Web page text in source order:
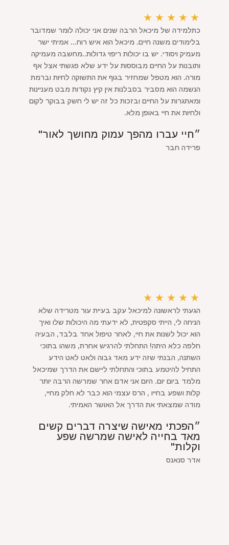
★
★
★
★
★
כתלמידה של מיכאל הרבה שנים אני יכולה לומר שמדובר
בלימודים משנה חיים. מיכאל הוא איש רוח... אמיתי ישר
מעמיק ויסודי. יש בו יכולות ריפוי גדולות..מחשבה מעמיקה
ותובנות על החיים מבוססות על ידע שלא פגשתי אצל אף
מורה. הוא מטפל שמחזיר בגוף את התשוקה לחיות וברמת
הנשמה הוא מסביר בסבלנות אין קיץ נקודות מבט מעניינות
ומאתגרות על החיים ובזכות כל זה יש לי חשק בבוקר לקום
ולחיות את חיי באופן מלא.
״חיי עברו מהפך עמוק מחושך לאור"
פרידה חבר
★
★
★
★
★
הגעתי לראשונה למיכאל עקב בעיית עור מטרידה שלא
הניחה לי, הייתי סקפטית, לא ידעתי מה היכולות שלו ואיך
הוא יכול לשנות את חיי, לאחר טיפול אחד בלבד, הבעיה
חלפה כלא היתה! התחלתי להרגיש אחרת, משהו בתוכי
השתנה, הבנתי שזה ידע מאד גבוה ולאט לאט הידע
התחיל להיטמע בתוכי והתחלתי ליישם את הדרך שמיכאל
מלמד ביום יום. היום אני אדם אחר שמרשה הרבה יותר
קלות ושפע בחייו , הרס עצמי הוא כבר לא חלק מחיי,
מודה שמצאתי את הדרך אל האושר האמיתי.
״הפכתי מאישה שיצרה דברים קשים
מאד בחייה לאישה שמרשה שפע
וקלות"
אדר סנאנס